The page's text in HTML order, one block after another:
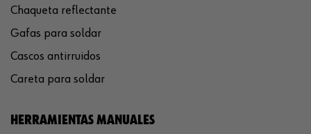
Chaqueta reflectante
Gafas para soldar
Cascos antirruidos
Careta para soldar
HERRAMIENTAS MANUALES